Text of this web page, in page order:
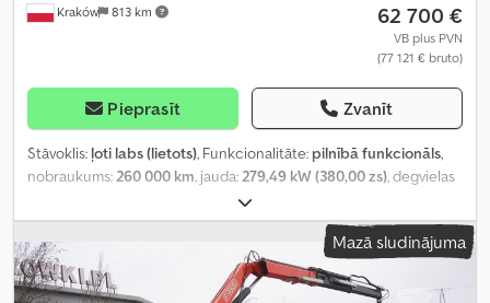
Kraków 813 km 62 700 €
VB plus PVN
(77 121 € bruto)
Pieprasīt Zvanīt
Stāvoklis: ļoti labs (lietots), Funkcionalitāte: pilnībā funkcionāls,
nobraukums:260 000 km, jauda:279,49 kW (380,00 zs), degvielas
, tukšais svars:
kravnesība:11 520 kg, kopējais svars:26 000 kg, asu konfigurācija:
6x4, krāsa: dienas kabīne, pārnesuma veids:
automātisks
Euro 6, piekares sistēma:
krautuves garums:
6 800 mm, iekraušanas vietas platums:
2 510
Mazā sludinājuma